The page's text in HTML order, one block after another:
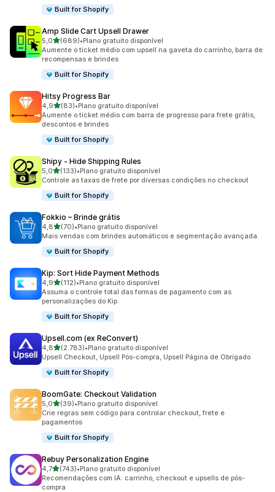
Built for Shopify
Amp Slide Cart Upsell Drawer
5,0de 5 estrelas
(689)
689 avaliações ao todo
•Plano gratuito disponível
Aumente o ticket médio com upsell na gaveta do carrinho, barra de
recompensas e brindes
Built for Shopify
Hitsy Progress Bar
4,9de 5 estrelas
(83)
83 avaliações ao todo
•Plano gratuito disponível
Aumente o ticket médio com barra de progresso para frete grátis,
descontos e brindes
Built for Shopify
Shipy ‑ Hide Shipping Rules
5,0de 5 estrelas
(133)
133 avaliações ao todo
•Plano gratuito disponível
Controle as taxas de frete por diversas condições no checkout
Built for Shopify
Fokkio – Brinde grátis
4,8de 5 estrelas
(70)
70 avaliações ao todo
•Plano gratuito disponível
Mais vendas com brindes automáticos e segmentação avançada.
Built for Shopify
Kip: Sort Hide Payment Methods
4,9de 5 estrelas
(112)
112 avaliações ao todo
•Plano gratuito disponível
Assuma o controle total das formas de pagamento com as
personalizações do Kip.
Built for Shopify
Upsell.com (ex ReConvert)
4,8de 5 estrelas
(2.783)
2783 avaliações ao todo
•Plano gratuito disponível
Upsell Checkout, Upsell Pós-compra, Upsell Página de Obrigado
Built for Shopify
BoomGate: Checkout Validation
5,0de 5 estrelas
(39)
39 avaliações ao todo
•Plano gratuito disponível
Crie regras sem código para controlar checkout, frete e
pagamentos
Built for Shopify
Rebuy Personalization Engine
4,7de 5 estrelas
(743)
743 avaliações ao todo
•Plano gratuito disponível
Recomendações com IA: carrinho, checkout e upsells de pós-
compra